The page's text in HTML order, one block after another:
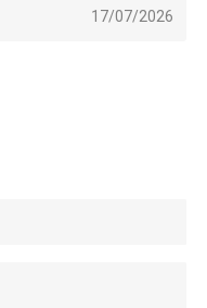
17/07/2026